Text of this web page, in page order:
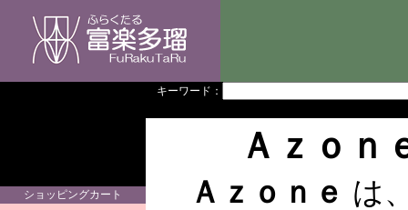
ショッピングカート
キーワード：
Ａｚｏｎ
Ａｚｏｎｅ は